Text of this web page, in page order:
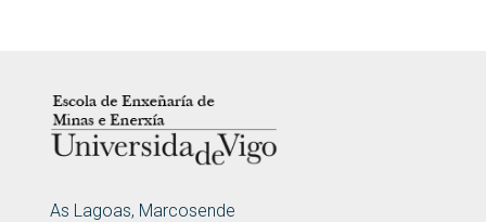
LOGOTIPO
ENDEREZO
As Lagoas, Marcosende